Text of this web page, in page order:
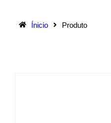
Ínicio Produto